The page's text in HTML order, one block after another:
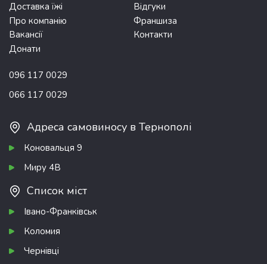
Доставка їжі
Відгуки
Про компанію
Франшиза
Вакансії
Контакти
Донати
096 117 0029
066 117 0029
Адреса самовиносу в Тернополі
Коновальця 9
Миру 4В
Список міст
Івано-Франківськ
Коломия
Чернівці